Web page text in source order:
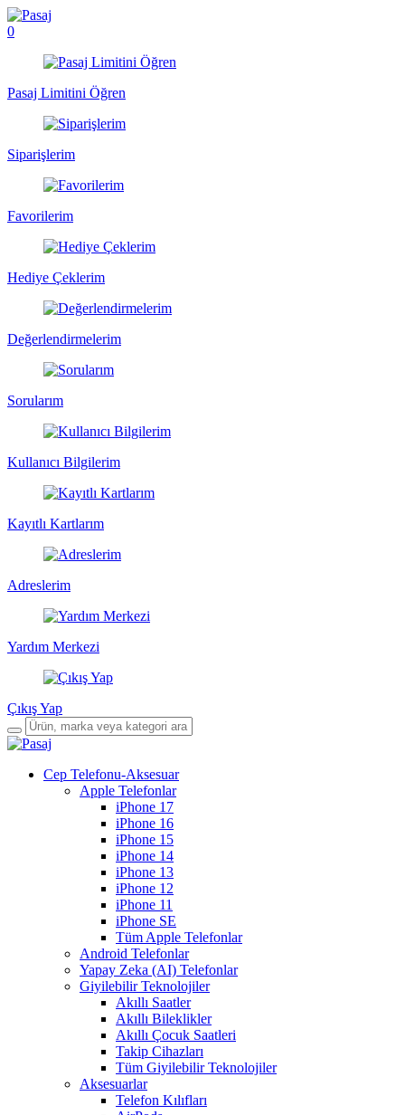
0
Pasaj Limitini Öğren
Siparişlerim
Favorilerim
Hediye Çeklerim
Değerlendirmelerim
Sorularım
Kullanıcı Bilgilerim
Kayıtlı Kartlarım
Adreslerim
Yardım Merkezi
Çıkış Yap
Cep Telefonu-Aksesuar
Apple Telefonlar
iPhone 17
iPhone 16
iPhone 15
iPhone 14
iPhone 13
iPhone 12
iPhone 11
iPhone SE
Tüm Apple Telefonlar
Android Telefonlar
Yapay Zeka (AI) Telefonlar
Giyilebilir Teknolojiler
Akıllı Saatler
Akıllı Bileklikler
Akıllı Çocuk Saatleri
Takip Cihazları
Tüm Giyilebilir Teknolojiler
Aksesuarlar
Telefon Kılıfları